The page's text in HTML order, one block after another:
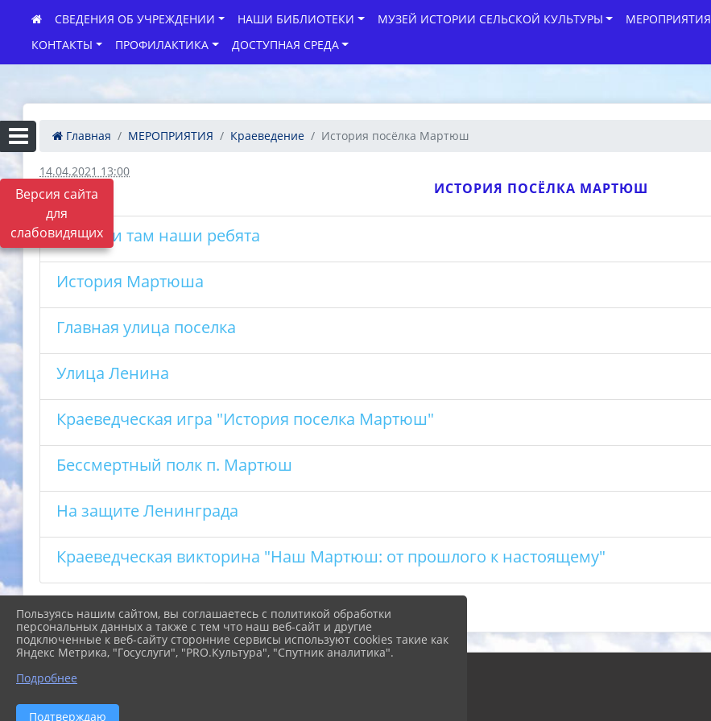
Версия сайта
для
слабовидящих
СВЕДЕНИЯ ОБ УЧРЕЖДЕНИИ НАШИ БИБЛИОТЕКИ МУЗЕЙ ИСТОРИИ СЕЛЬСКОЙ КУЛЬТУРЫ МЕРОПРИЯТИЯ
КОНТАКТЫ
ПРОФИЛАКТИКА ДОСТУПНАЯ СРЕДА
Главная МЕРОПРИЯТИЯ Краеведение История посёлка Мартюш
14.04.2021 13:00
ИСТОРИЯ ПОСЁЛКА МАРТЮШ
Воевали там наши ребята
История Мартюша
Главная улица поселка
Улица Ленина
Краеведческая игра "История поселка Мартюш"
Бессмертный полк п. Мартюш
На защите Ленинграда
Краеведческая викторина "Наш Мартюш: от прошлого к настоящему"
Пользуясь нашим сайтом, вы соглашаетесь с политикой обработки
персональных данных а также с тем что наш веб-сайт и другие
подключенные к веб-сайту сторонние сервисы используют cookies такие как
Яндекс Метрика, "Госуслуги", "PRO.Культура", "Спутник аналитика".
Подробнее
Подтверждаю